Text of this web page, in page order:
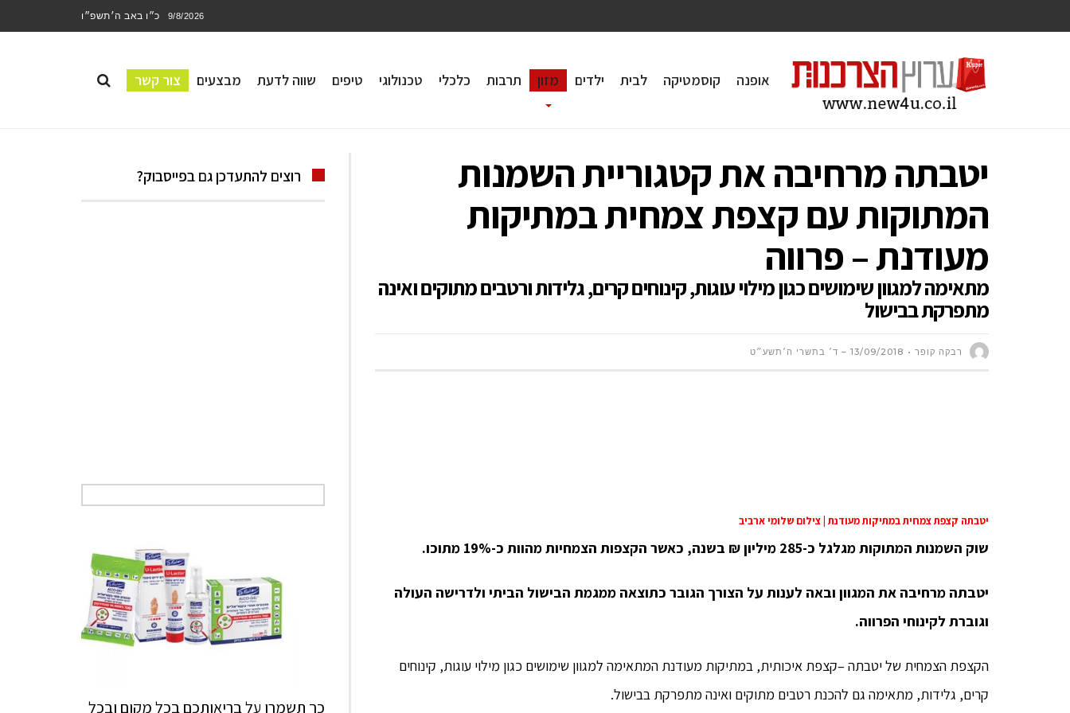
9/8/2026 כ״ו באב ה׳תשפ״ו
אופנה קוסמטיקה לבית ילדים מזון תרבות כלכלי טכנולוגי טיפים שווה לדעת מבצעים צור קשר
יטבתה מרחיבה את קטגוריית השמנות
המתוקות עם קצפת צמחית במתיקות
מעודנת – פרווה
מתאימה למגוון שימושים כגון מילוי עוגות, קינוחים קרים, גלידות ורטבים מתוקים ואינה
מתפרקת בבישול
רבקה קופר 13/09/2018 – ד׳ בתשרי ה׳תשע״ט
יטבתה קצפת צמחית במתיקות מעודנת | צילום שלומי ארביב
שוק השמנות המתוקות מגלגל כ-285 מיליון ₪ בשנה, כאשר הקצפות הצמחיות מהוות כ-19% מתוכו.
יטבתה מרחיבה את המגוון ובאה לענות על הצורך הגובר כתוצאה ממגמת הבישול הביתי ולדרישה העולה
וגוברת לקינוחי הפרווה.
הקצפת הצמחית של יטבתה –קצפת איכותית, במתיקות מעודנת המתאימה למגוון שימושים כגון מילוי עוגות, קינוחים
קרים, גלידות, מתאימה גם להכנת רטבים מתוקים ואינה מתפרקת בבישול.
רוצים להתעדכן גם בפייסבוק?
כך תשמרו על בריאותכם בכל מקום ובכל